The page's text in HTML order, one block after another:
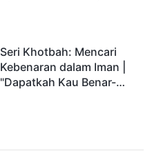
Seri Khotbah: Mencari
Kebenaran dalam Iman |
"Dapatkah Kau Benar-